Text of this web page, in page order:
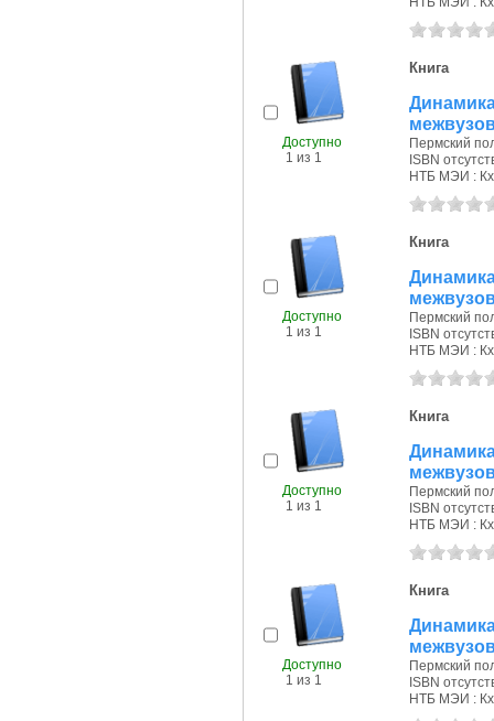
Доступно
1 из 1
Книга
Пермский
ISBN
НТБ МЭИ : Кх
Доступно
1 из 1
Книга
Пермский
ISBN
НТБ МЭИ : Кх
Доступно
1 из 1
Книга
Пермский
ISBN
НТБ МЭИ : Кх
Доступно
1 из 1
Книга
Пермский
ISBN
НТБ МЭИ : Кх